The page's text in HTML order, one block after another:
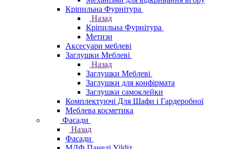
Кріпильна Фурнітура
Назад
Кріпильна Фурнітура
Метизи
Аксесуари меблеві
Заглушки Меблеві
Назад
Заглушки Меблеві
Заглушки для конфірмата
Заглушки самоклейки
Комплектуючі Для Шафи і Гардеробної
Меблева косметика
Фасади
Назад
Фасади